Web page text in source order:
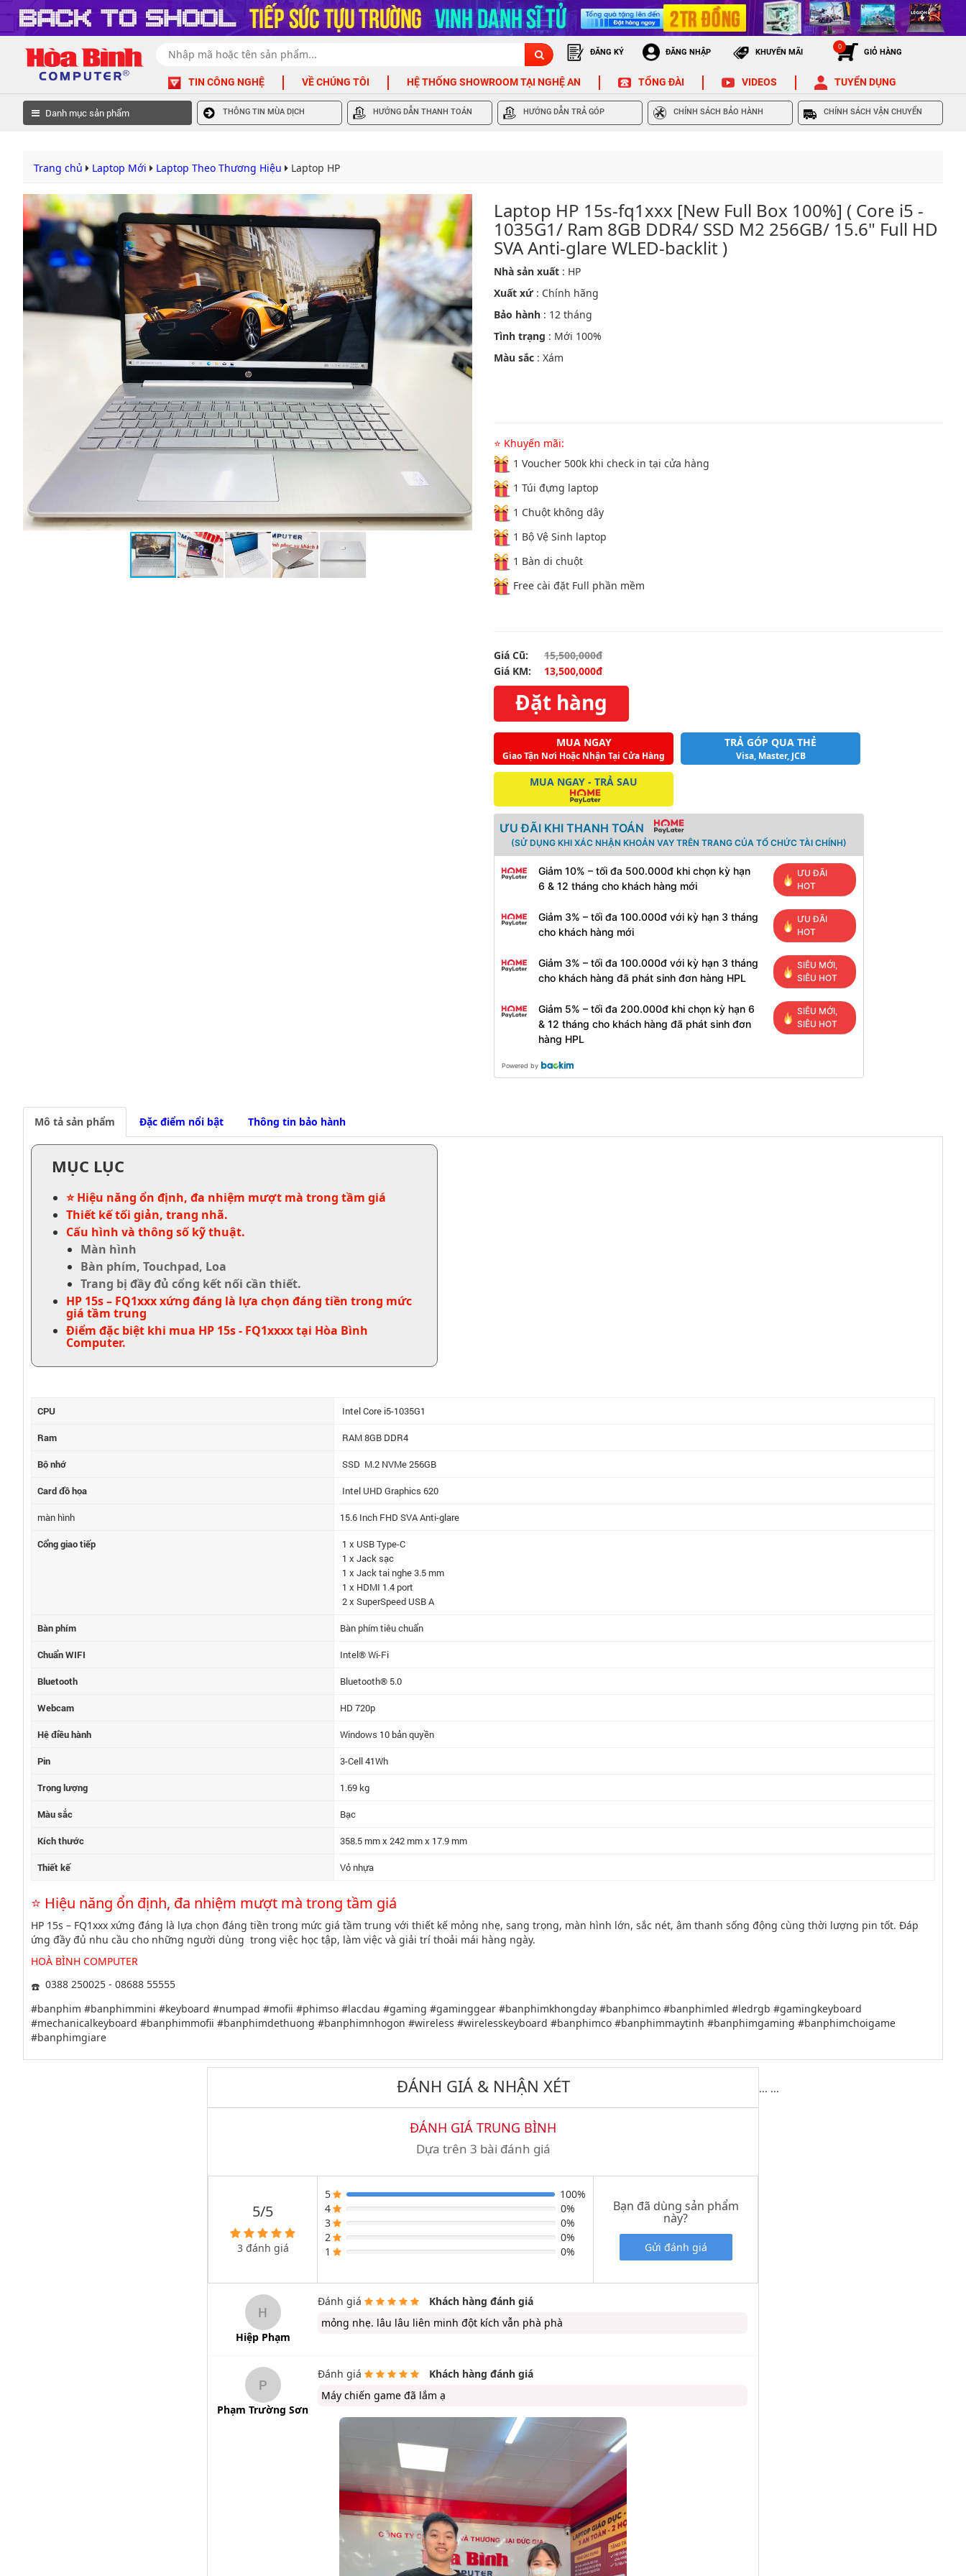
ĐĂNG KÝ ĐĂNG NHẬP KHUYẾN MÃI
0
GIỎ HÀNG
TIN CÔNG NGHỆ VỀ CHÚNG TÔI HỆ THỐNG SHOWROOM TẠI NGHỆ AN TỔNG ĐÀI VIDEOS TUYỂN DỤNG
Danh mục sản phẩm THÔNG TIN MÙA DỊCH HƯỚNG DẪN THANH TOÁN HƯỚNG DẪN TRẢ GÓP CHÍNH SÁCH BẢO HÀNH CHÍNH SÁCH VẬN CHUYỂN
Trang chủ Laptop Mới Laptop Theo Thương Hiệu Laptop HP
Laptop HP 15s-fq1xxx [New Full Box 100%] ( Core i5 -
1035G1/ Ram 8GB DDR4/ SSD M2 256GB/ 15.6" Full HD
SVA Anti-glare WLED-backlit )
Nhà sản xuất : HP
Xuất xứ: Chính hãng
Bảo hành : 12 tháng
Tình trạng : Mới 100%
Màu sắc : Xám
⭐ Khuyến mãi:
1 Voucher 500k khi check in tại cửa hàng
1 Túi đựng laptop
1 Chuột không dây
1 Bộ Vệ Sinh laptop
1 Bàn di chuột
Free cài đặt Full phần mềm
Giá Cũ:
15,500,000đ
Giá KM:
13,500,000đ
Đặt hàng
MUA NGAY
Giao Tận Nơi Hoặc Nhận Tại Cửa Hàng
TRẢ GÓP QUA THẺ
Visa, Master, JCB
MUA NGAY - TRẢ SAU
ƯU ĐÃI KHI THANH TOÁN
(SỬ DỤNG KHI XÁC NHẬN KHOẢN VAY TRÊN TRANG CỦA TỔ CHỨC TÀI CHÍNH)
Giảm 10% – tối đa 500.000đ khi chọn kỳ hạn
6 & 12 tháng cho khách hàng mới
ƯU ĐÃI
HOT
Giảm 3% – tối đa 100.000đ với kỳ hạn 3 tháng
cho khách hàng mới
ƯU ĐÃI
HOT
Giảm 3% – tối đa 100.000đ với kỳ hạn 3 tháng
cho khách hàng đã phát sinh đơn hàng HPL
SIÊU MỚI,
SIÊU HOT
Giảm 5% – tối đa 200.000đ khi chọn kỳ hạn 6
& 12 tháng cho khách hàng đã phát sinh đơn
hàng HPL
SIÊU MỚI,
SIÊU HOT
Powered by
Mô tả sản phẩm Đặc điểm nổi bật Thông tin bảo hành
MỤC LỤC
⭐ Hiệu năng ổn định, đa nhiệm mượt mà trong tầm giá
Thiết kế tối giản, trang nhã.
Cấu hình và thông số kỹ thuật.
Màn hình
Bàn phím, Touchpad, Loa
Trang bị đầy đủ cổng kết nối cần thiết.
HP 15s – FQ1xxx xứng đáng là lựa chọn đáng tiền trong mức
giá tầm trung
Điểm đặc biệt khi mua HP 15s - FQ1xxxx tại Hòa Bình
Computer.
CPU Intel Core i5-1035G1
Ram RAM 8GB DDR4
Bộ nhớ SSD M.2 NVMe 256GB
Card đồ họa Intel UHD Graphics 620
màn hình 15.6 Inch FHD SVA Anti-glare
Cổng giao tiếp
1 x USB Type-C
1 x Jack sạc
1 x Jack tai nghe 3.5 mm
1 x HDMI 1.4 port
2 x SuperSpeed USB A
Bàn phím Bàn phím tiêu chuẩn
Chuẩn WIFI Intel® Wi-Fi
Bluetooth Bluetooth® 5.0
Webcam HD 720p
Hệ điều hành Windows 10 bản quyền
Pin 3-Cell 41Wh
Trọng lượng 1.69 kg
Màu sắc Bạc
Kích thước 358.5 mm x 242 mm x 17.9 mm
Thiết kế Vỏ nhựa
⭐ Hiệu năng ổn định, đa nhiệm mượt mà trong tầm giá
HP 15s – FQ1xxx xứng đáng là lựa chọn đáng tiền trong mức giá tầm trung với thiết kế mỏng nhẹ, sang trọng, màn hình lớn, sắc nét, âm thanh sống động cùng thời lượng pin tốt. Đáp
ứng đầy đủ nhu cầu cho những người dùng trong việc học tập, làm việc và giải trí thoải mái hàng ngày.
HOÀ BÌNH COMPUTER
0388 250025 - 08688 55555
#banphim #banphimmini #keyboard #numpad #mofii #phimso #lacdau #gaming #gaminggear #banphimkhongday #banphimco #banphimled #ledrgb #gamingkeyboard
#mechanicalkeyboard #banphimmofii #banphimdethuong #banphimnhogon #wireless #wirelesskeyboard #banphimco #banphimmaytinh #banphimgaming #banphimchoigame
#banphimgiare
ĐÁNH GIÁ & NHẬN XÉT
ĐÁNH GIÁ TRUNG BÌNH
Dựa trên 3 bài đánh giá
5/5
3 đánh giá
5
100%
4
0%
3
0%
2
0%
1
0%
Bạn đã dùng sản phẩm
này?
Gửi đánh giá
H
Hiệp Phạm
Đánh giá
Khách hàng đánh giá
mỏng nhẹ. lâu lâu liên minh đột kích vẫn phà phà
P
Phạm Trường Sơn
Đánh giá
Khách hàng đánh giá
Máy chiến game đã lắm ạ
... ...